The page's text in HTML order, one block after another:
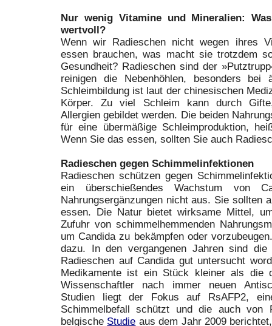
Nur wenig Vitamine und Mineralien:
wertvoll?
Wenn wir Radieschen nicht wegen ihres
essen brauchen, was macht sie trotzdem
Gesundheit? Radieschen sind der
reinigen die Nebenhöhlen, besonders bei
Schleimbildung ist laut der chinesischen
Körper. Zu viel Schleim kann durch
Allergien gebildet werden. Die beiden
für eine übermäßige Schleimproduktion,
Wenn Sie das essen, sollten Sie auch
Radieschen gegen Schimmelinfektionen
Radieschen schützen gegen
ein überschießendes Wachstum von
Nahrungsergänzungen nicht aus. Sie sollten
essen. Die Natur bietet wirksame Mittel,
Zufuhr von schimmelhemmenden
um Candida zu bekämpfen oder
dazu. In den vergangenen Jahren sind
Radieschen auf Candida gut untersucht
Medikamente ist ein Stück kleiner als die
Wissenschaftler nach immer neuen
Studien liegt der Fokus auf RsAFP2,
Schimmelbefall schützt und die auch von
belgische Studie aus dem Jahr 2009